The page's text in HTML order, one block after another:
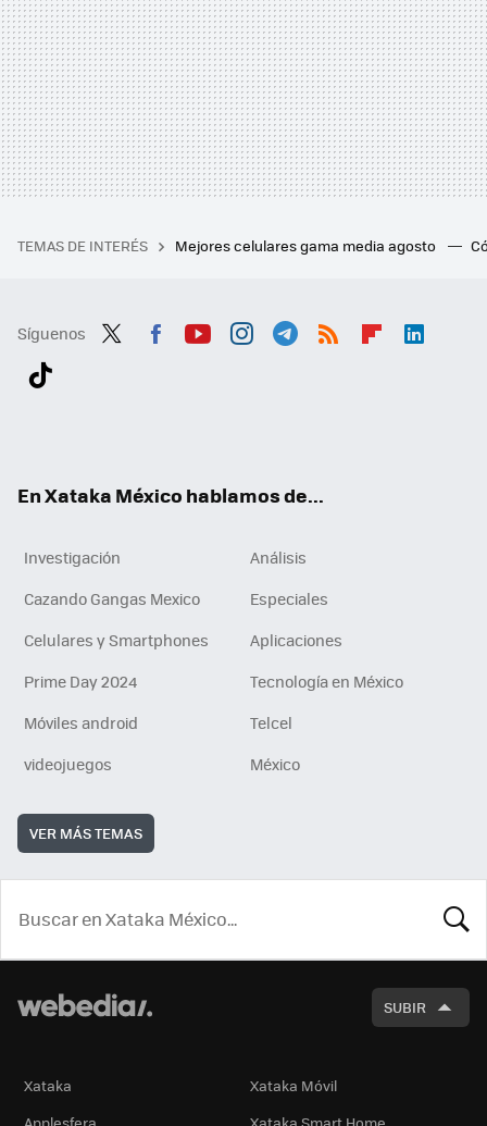
TEMAS DE INTERÉS Mejores celulares gama media agosto
Síguenos
En Xataka México hablamos de...
Investigación
Análisis
Cazando Gangas Mexico
Especiales
Celulares y Smartphones
Aplicaciones
Prime Day 2024
Tecnología en México
Móviles android
Telcel
videojuegos
México
VER MÁS TEMAS
SUBIR
Xataka
Xataka Móvil